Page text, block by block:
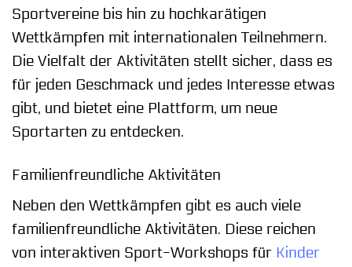
Sportvereine bis hin zu hochkarätigen
Wettkämpfen mit internationalen Teilnehmern.
Die Vielfalt der Aktivitäten stellt sicher, dass es
für jeden Geschmack und jedes Interesse etwas
gibt, und bietet eine Plattform, um neue
Sportarten zu entdecken.
Familienfreundliche Aktivitäten
Neben den Wettkämpfen gibt es auch viele
familienfreundliche Aktivitäten. Diese reichen
von interaktiven Sport-Workshops für Kinder